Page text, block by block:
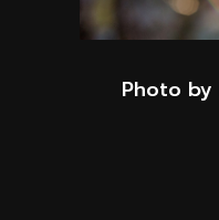
Photo by